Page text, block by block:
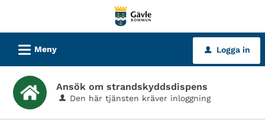
tjänster
Gävle
kommun
L Meny u Logga in
Ansök om strandskyddsdispens
Den här tjänsten kräver inloggning